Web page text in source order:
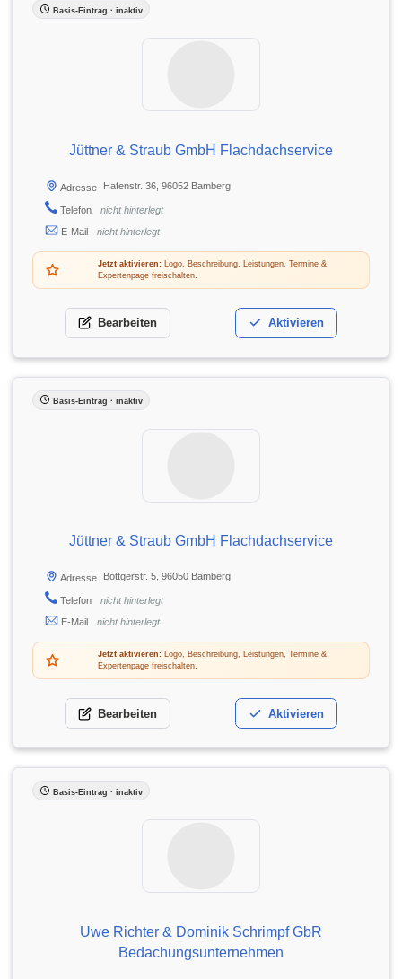
Basis-Eintrag · inaktiv
Jüttner & Straub GmbH Flachdachservice
Adresse Hafenstr. 36, 96052 Bamberg
Telefon
nicht hinterlegt
E-Mail
nicht hinterlegt
Jetzt aktivieren:Logo, Beschreibung, Leistungen, Termine &
Expertenpage freischalten.
Bearbeiten Aktivieren
Basis-Eintrag · inaktiv
Jüttner & Straub GmbH Flachdachservice
Adresse Böttgerstr. 5, 96050 Bamberg
Telefon
nicht hinterlegt
E-Mail
nicht hinterlegt
Jetzt aktivieren:Logo, Beschreibung, Leistungen, Termine &
Expertenpage freischalten.
Bearbeiten Aktivieren
Basis-Eintrag · inaktiv
Uwe Richter & Dominik Schrimpf GbR
Bedachungsunternehmen